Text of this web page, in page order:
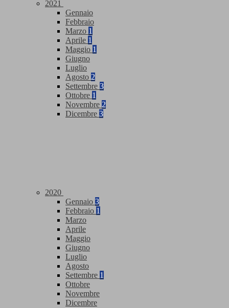
2021
Gennaio
Febbraio
Marzo 1
Aprile 1
Maggio 1
Giugno
Luglio
Agosto 2
Settembre 3
Ottobre 1
Novembre 2
Dicembre 3
2020
Gennaio 3
Febbraio 1
Marzo
Aprile
Maggio
Giugno
Luglio
Agosto
Settembre 1
Ottobre
Novembre
Dicembre